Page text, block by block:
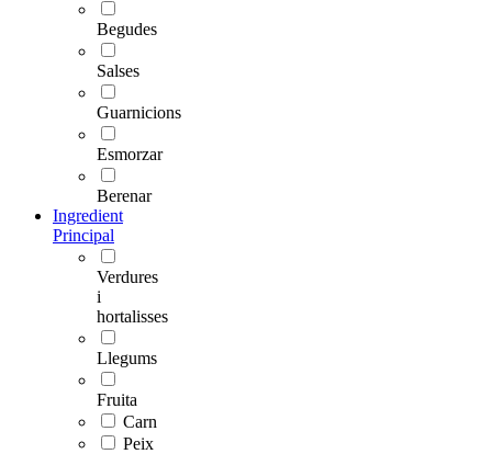
Begudes
Salses
Guarnicions
Esmorzar
Berenar
Ingredient
Principal
Verdures
i
hortalisses
Llegums
Fruita
Carn
Peix